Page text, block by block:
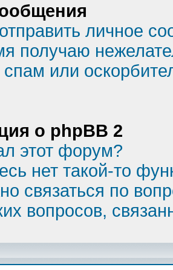
личное
получаю
или
о phpBB 2
этот форум?
нет такой-то
связаться по
вопросов,